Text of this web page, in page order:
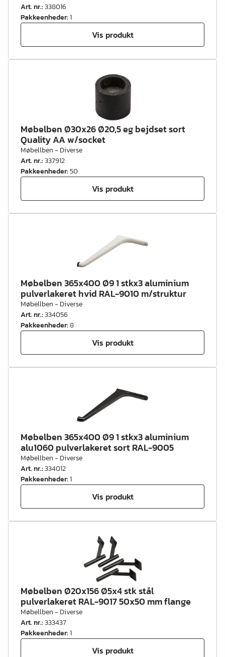
Art. nr.:338016
Pakkeenheder:1
Vis produkt
Møbelben Ø30x26 Ø20,5 eg bejdset sort
Quality AA w/socket
Møbellben - Diverse
Art. nr.:337912
Pakkeenheder:50
Vis produkt
Møbelben 365x400 Ø9 1 stkx3 aluminium
pulverlakeret hvid RAL-9010 m/struktur
Møbellben - Diverse
Art. nr.:334056
Pakkeenheder:8
Vis produkt
Møbelben 365x400 Ø9 1 stkx3 aluminium
alu1060 pulverlakeret sort RAL-9005
Møbellben - Diverse
Art. nr.:334012
Pakkeenheder:1
Vis produkt
Møbelben Ø20x156 Ø5x4 stk stål
pulverlakeret RAL-9017 50x50 mm flange
Møbellben - Diverse
Art. nr.:333437
Pakkeenheder:1
Vis produkt